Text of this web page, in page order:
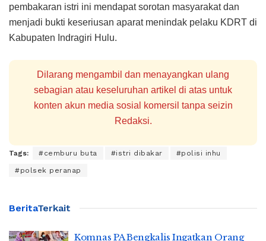
pembakaran istri ini mendapat sorotan masyarakat dan
menjadi bukti keseriusan aparat menindak pelaku KDRT di
Kabupaten Indragiri Hulu.
Dilarang mengambil dan menayangkan ulang
sebagian atau keseluruhan artikel di atas untuk
konten akun media sosial komersil tanpa seizin
Redaksi.
Tags: #cemburu buta #istri dibakar #polisi inhu
#polsek peranap
BeritaTerkait
Komnas PA Bengkalis Ingatkan Orang